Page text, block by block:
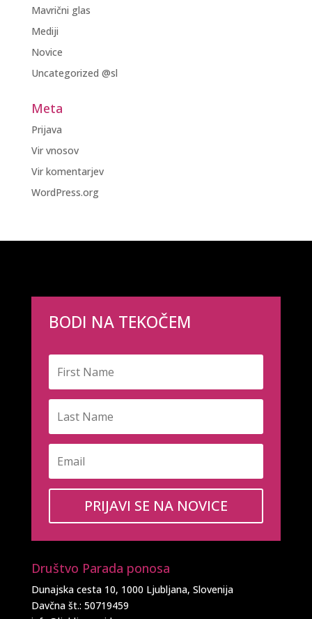
Mavrični glas
Mediji
Novice
Uncategorized @sl
Meta
Prijava
Vir vnosov
Vir komentarjev
WordPress.org
BODI NA TEKOČEM
PRIJAVI SE NA NOVICE
Društvo Parada ponosa
Dunajska cesta 10, 1000 Ljubljana, Slovenija
Davčna št.: 50719459